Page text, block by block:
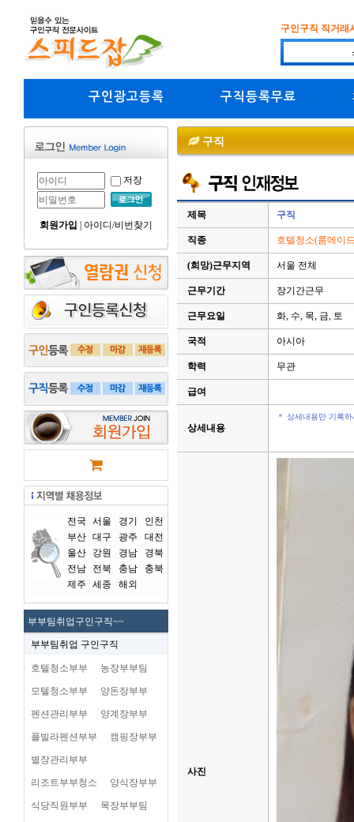
구인구직 직거래
구인광고등록 구직등록무료
저장
회원가입 아이디/비번찾기
전국 서울 경기
인천
부산 대구 광주
대전
울산
강원 경남
경북
전남
전북 충남
충북
제주
세종 해외
부부팀취업구인구직~~
부부팀취업 구인구직
호텔청소부부 농장부부팀
모텔청소부부 양돈장부부
펜션관리부부 양계장부부
플빌라펜션부부 캠핑장부부
별장관리부부
리조트부부청소 양식장부부
식당직원부부 목장부부팀
구직
제목 구직
직종 호텔청소(룸메이
(희망)근무지역 서울 전체
근무기간 장기간근무
근무요일 화, 수, 목, 금, 토
국적 아시아
학력 무관
급여
상세내용
＊ 상세내용만 기록
사진